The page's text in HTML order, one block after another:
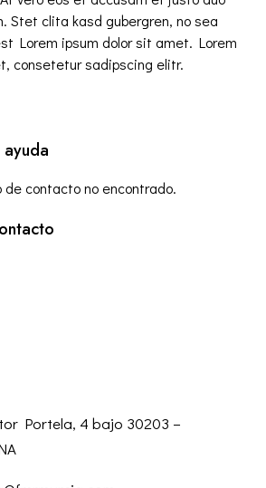
Stet clita kasd gubergren, no sea
Lorem ipsum dolor sit amet. Lorem
consetetur sadipscing elitr.
de contacto no encontrado.
Portela, 4 bajo 30203 –